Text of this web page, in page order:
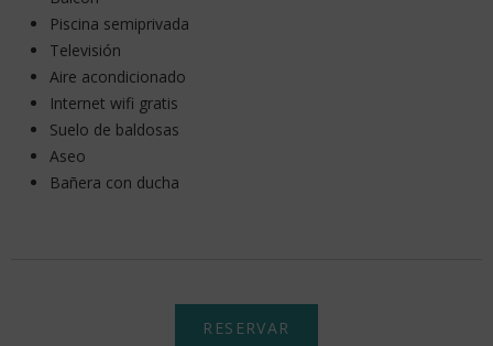
Piscina semiprivada
Televisión
Aire acondicionado
Internet wifi gratis
Suelo de baldosas
Aseo
Bañera con ducha
RESERVAR